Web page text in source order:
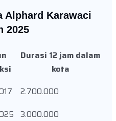
Alphard Karawaci
2025
Durasi 12 jam dalam
kota
2.700.000
3.000.000